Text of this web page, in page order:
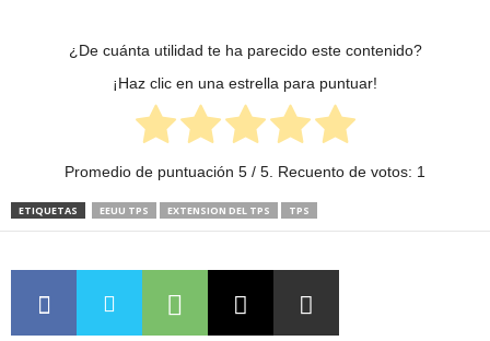
¿De cuánta utilidad te ha parecido este contenido?
¡Haz clic en una estrella para puntuar!
Promedio de puntuación 5 / 5. Recuento de votos: 1
ETIQUETAS EEUU TPS EXTENSION DEL TPS TPS